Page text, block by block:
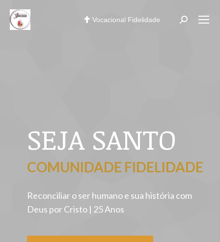
Vocacional Fidelidade
SEJA SANTO
COMUNIDADE FIDELIDADE
Reconciliar o ser humano e sua história com
Deus por Cristo | 25 Anos